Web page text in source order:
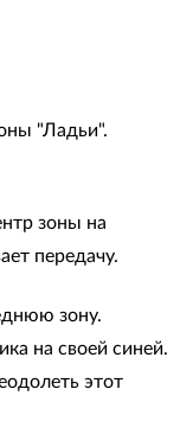
"Ладьи".
зоны на
передачу.
зону.
на своей синей.
этот